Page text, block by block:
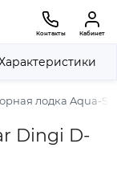
Контакты Кабинет
лодка Aqua-
Dingi D-